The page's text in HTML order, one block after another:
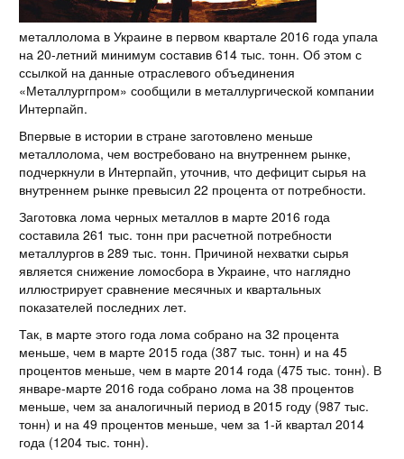
металлолома в Украине в первом квартале 2016 года упала
на 20-летний минимум составив 614 тыс. тонн. Об этом с
ссылкой на данные отраслевого объединения
«Металлургпром» сообщили в металлургической компании
Интерпайп.
Впервые в истории в стране заготовлено меньше
металлолома, чем востребовано на внутреннем рынке,
подчеркнули в Интерпайп, уточнив, что дефицит сырья на
внутреннем рынке превысил 22 процента от потребности.
Заготовка лома черных металлов в марте 2016 года
составила 261 тыс. тонн при расчетной потребности
металлургов в 289 тыс. тонн. Причиной нехватки сырья
является снижение ломосбора в Украине, что наглядно
иллюстрирует сравнение месячных и квартальных
показателей последних лет.
Так, в марте этого года лома собрано на 32 процента
меньше, чем в марте 2015 года (387 тыс. тонн) и на 45
процентов меньше, чем в марте 2014 года (475 тыс. тонн). В
январе-марте 2016 года собрано лома на 38 процентов
меньше, чем за аналогичный период в 2015 году (987 тыс.
тонн) и на 49 процентов меньше, чем за 1-й квартал 2014
года (1204 тыс. тонн).